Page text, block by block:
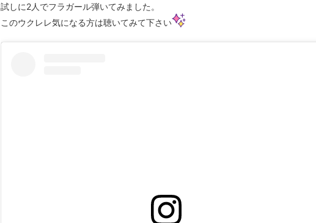
試しに2人でフラガール弾いてみました。
このウクレレ気になる方は聴いてみて下さい